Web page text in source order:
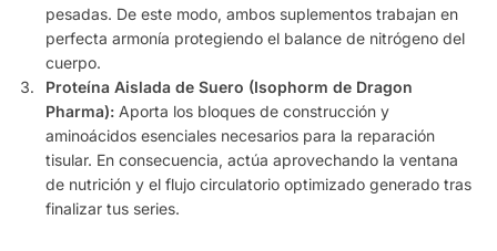
pesadas. De este modo, ambos suplementos trabajan en
perfecta armonía protegiendo el balance de nitrógeno del
cuerpo.
Proteína Aislada de Suero (Isophorm de Dragon
Pharma): Aporta los bloques de construcción y
aminoácidos esenciales necesarios para la reparación
tisular. En consecuencia, actúa aprovechando la ventana
de nutrición y el flujo circulatorio optimizado generado tras
finalizar tus series.